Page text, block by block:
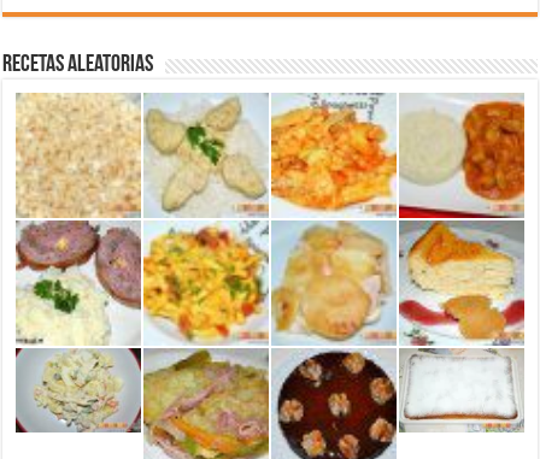
Recetas aleatorias